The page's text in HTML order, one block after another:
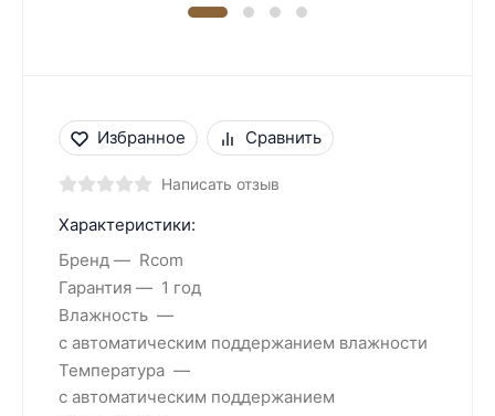
Избранное Сравнить
Написать отзыв
Характеристики:
Бренд
Rcom
Гарантия
1 год
Влажность
с автоматическим поддержанием влажности
Температура
с автоматическим поддержанием